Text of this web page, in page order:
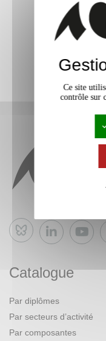
Bluesky
Catalogue
Par diplômes
Par secteurs d’activité
Par composantes
Ce site
contrôle sur